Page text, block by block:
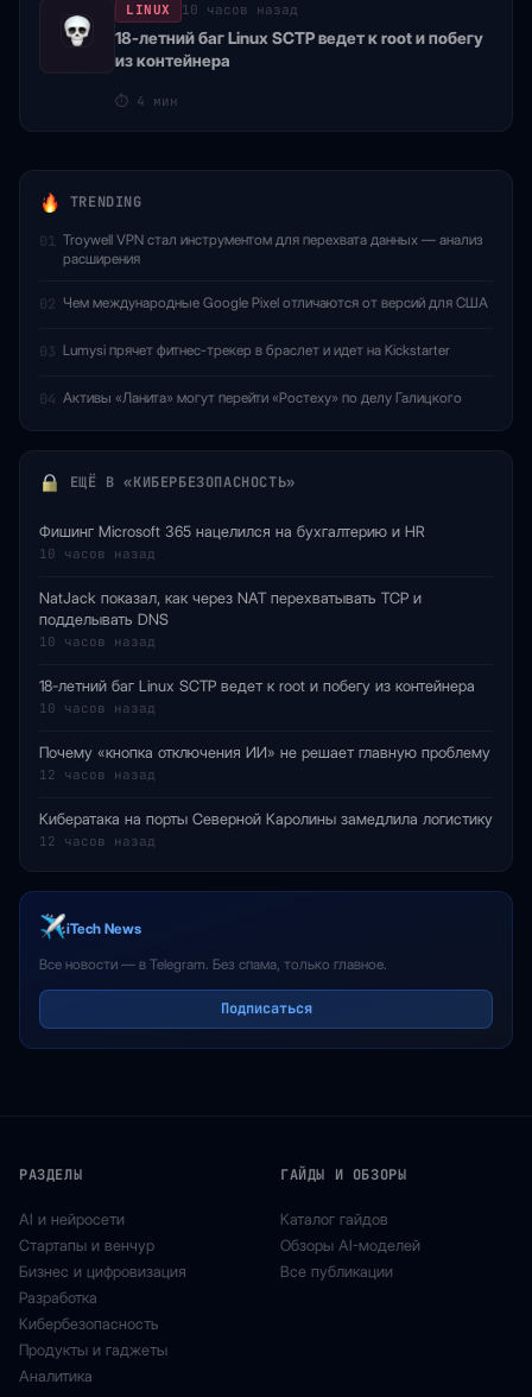
LINUX 10 часов назад
18-летний баг Linux SCTP ведет к root и побегу
из контейнера
⏱ 4 мин
TRENDING
01 Troywell VPN стал инструментом для перехвата данных — анализ
расширения
02 Чем международные Google Pixel отличаются от версий для США
03 Lumysi прячет фитнес-трекер в браслет и идет на Kickstarter
04 Активы «Ланита» могут перейти «Ростеху» по делу Галицкого
ЕЩЁ В «КИБЕРБЕЗОПАСНОСТЬ»
Фишинг Microsoft 365 нацелился на бухгалтерию и HR
10 часов назад
NatJack показал, как через NAT перехватывать TCP и
подделывать DNS
10 часов назад
18-летний баг Linux SCTP ведет к root и побегу из контейнера
10 часов назад
Почему «кнопка отключения ИИ» не решает главную проблему
12 часов назад
Кибератака на порты Северной Каролины замедлила логистику
12 часов назад
iTech News
Все новости — в Telegram. Без спама, только главное.
Подписаться
РАЗДЕЛЫ
AI и нейросети
Стартапы и венчур
Бизнес и цифровизация
Разработка
Кибербезопасность
Продукты и гаджеты
Аналитика
ГАЙДЫ И ОБЗОРЫ
Каталог гайдов
Обзоры AI-моделей
Все публикации